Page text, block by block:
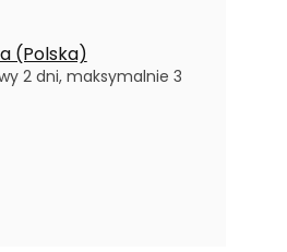
(Polska)
2 dni, maksymalnie 3